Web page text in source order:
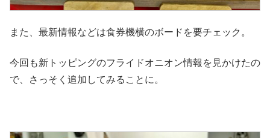
また、最新情報などは食券機横のボードを要チェック。
今回も新トッピングのフライドオニオン情報を見かけたの
で、さっそく追加してみることに。